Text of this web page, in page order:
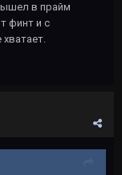
в прайм
финт и с
хватает.